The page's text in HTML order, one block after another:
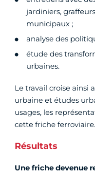
jardiniers,
municipaux ;
analyse des
étude des
urbaines.
Le travail croise ainsi
urbaine et études
usages, les
cette friche ferroviaire.
Résultats
Une friche devenue